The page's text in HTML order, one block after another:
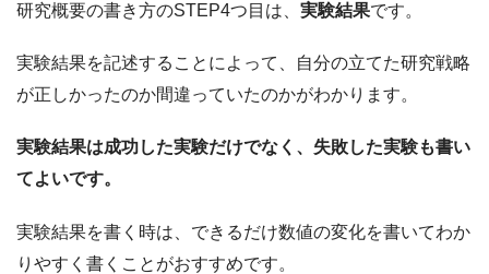
研究概要の書き方のSTEP4つ目は、 実験結果です。
実験結果を記述することによって、自分の立てた研究戦略
が正しかったのか間違っていたのかがわかります。
実験結果は成功した実験だけでなく、失敗した実験も書い
てよいです。
実験結果を書く時は、できるだけ数値の変化を書いてわか
りやすく書くことがおすすめです。